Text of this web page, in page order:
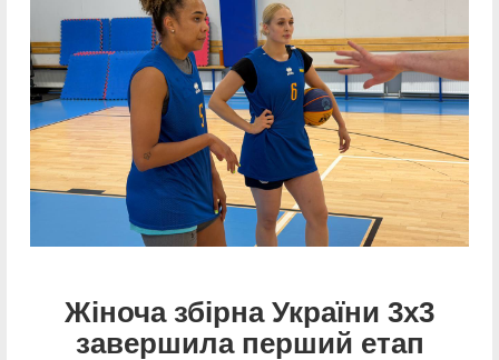
Жіноча збірна України 3х3
завершила перший етап